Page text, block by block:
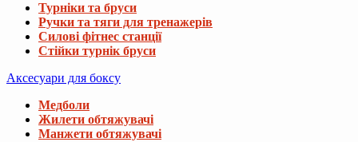
Турніки та бруси
Ручки та тяги для тренажерів
Силові фітнес станції
Стійки турнік бруси
Аксесуари для боксу
Медболи
Жилети обтяжувачі
Манжети обтяжувачі